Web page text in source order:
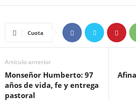
Cuota
Artículo anterior
Monseñor Humberto: 97
años de vida, fe y entrega
pastoral